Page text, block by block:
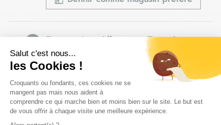
Salut c'est nous...
les Cookies !
Plateforme de Gestion du
Croquants ou fondants, ces cookies ne se
mangent pas mais nous aident à
comprendre ce qui marche bien et moins bien sur le site. Le but est
de vous offrir à chaque visite une meilleure expérience.
47.76
km
Beauvais - Allonne - Fermé
Rue Paul Gréber
60000 Allonne
Fermé aujourd'hui
03 44 05 47 43
Voir la fiche magasin